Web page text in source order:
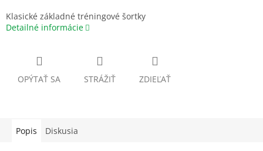
Klasické základné tréningové šortky
Detailné informácie
OPÝTAŤ SA STRÁŽIŤ ZDIEĽAŤ
Popis Diskusia